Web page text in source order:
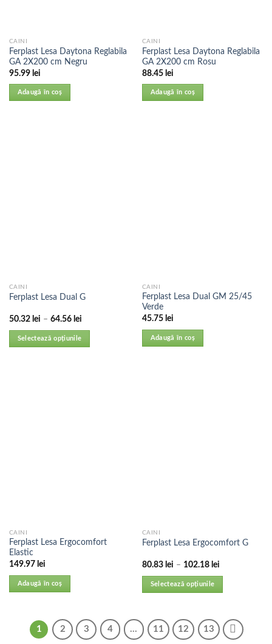
CAINI
Ferplast Lesa Daytona Reglabila
GA 2X200 cm Negru
95.99 lei
Adaugă în coș
CAINI
Ferplast Lesa Daytona Reglabila
GA 2X200 cm Rosu
88.45 lei
Adaugă în coș
CAINI
Ferplast Lesa Dual G
50.32 lei – 64.56 lei
Selectează opțiunile
CAINI
Ferplast Lesa Dual GM 25/45
Verde
45.75 lei
Adaugă în coș
CAINI
Ferplast Lesa Ergocomfort
Elastic
149.97 lei
Adaugă în coș
CAINI
Ferplast Lesa Ergocomfort G
80.83 lei – 102.18 lei
Selectează opțiunile
1 2 3 4 … 11 12 13